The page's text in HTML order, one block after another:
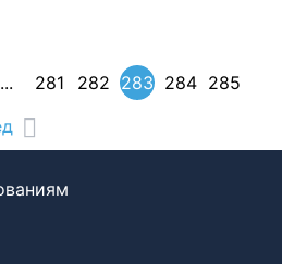
... 281 282 283 284 285